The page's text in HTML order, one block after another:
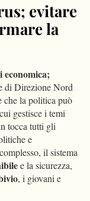
evitare
la
economica;
di Direzione Nord
che la politica può
gestisce i temi
tocca tutti gli
e
il sistema
e la sicurezza,
, i giovani e